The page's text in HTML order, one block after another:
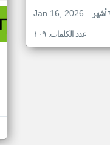
Jan 16, 2026
عدد الكلمات: ١٠٩